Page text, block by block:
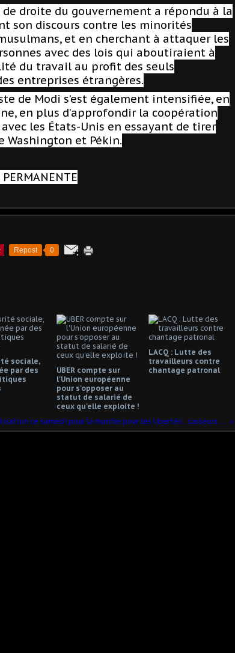
droite du gouvernement a répondu à la
son discours contre les minorités
et en cherchant à attaquer les
avec des lois qui aboutiraient à
du travail au profit des seuls
entreprises étrangères.
de Modi s’est également intensifiée, en
en plus d’approfondir la coopération
les États-Unis en essayant de tirer
et Pékin.
Repost 0
sociale,
par des
UBER compte sur
l'Union européenne
pour s'opposer au
statut de salarié de
ceux qu'elle exploite !
LACQ : Lutte des
travailleurs contre
chantage patronal
Forte mobilisation ce samedi pour la marche pour les libertés , casseurs au service du pouvoir !